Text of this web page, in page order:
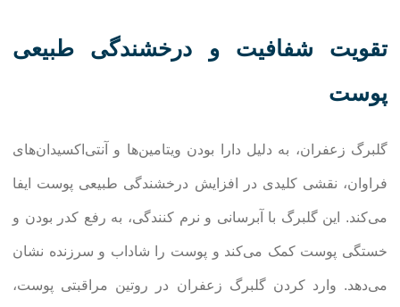
تقویت شفافیت و درخشندگی طبیعی
پوست
گلبرگ زعفران، به دلیل دارا بودن ویتامین‌ها و آنتی‌اکسیدان‌های
فراوان، نقشی کلیدی در افزایش درخشندگی طبیعی پوست ایفا
می‌کند. این گلبرگ با آبرسانی و نرم کنندگی، به رفع کدر بودن و
خستگی پوست کمک می‌کند و پوست را شاداب و سرزنده نشان
می‌دهد. وارد کردن گلبرگ زعفران در روتین مراقبتی پوست،